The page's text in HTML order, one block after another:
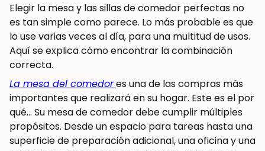
Elegir la mesa y las sillas de comedor perfectas no
es tan simple como parece. Lo más probable es que
lo use varias veces al día, para una multitud de usos.
Aquí se explica cómo encontrar la combinación
correcta.
La mesa del comedores una de las compras más
importantes que realizará en su hogar. Este es el por
qué… Su mesa de comedor debe cumplir múltiples
propósitos. Desde un espacio para tareas hasta una
superficie de preparación adicional, una oficina y una